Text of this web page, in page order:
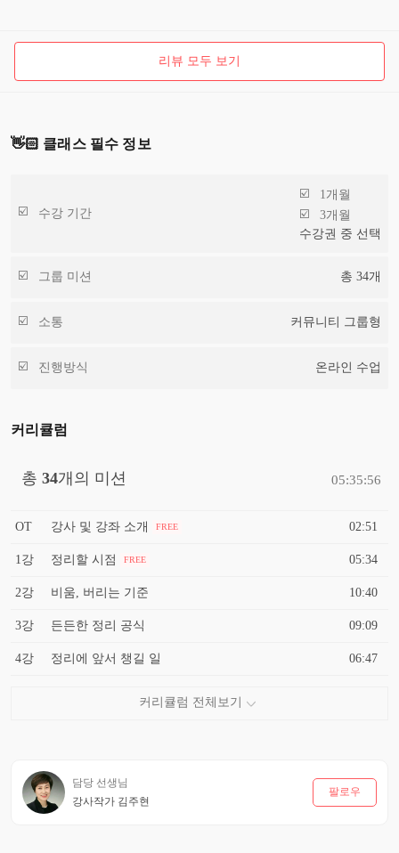
리뷰 모두 보기
👋🏻 클래스 필수 정보
수강 기간
1개월
3개월
수강권 중 선택
그룹 미션 총 34개
소통 커뮤니티 그룹형
진행방식 온라인 수업
커리큘럼
총 34개의 미션 05:35:56
OT 강사 및 강좌 소개 FREE 02:51
1강 정리할 시점 FREE 05:34
2강 비움, 버리는 기준 10:40
3강 든든한 정리 공식 09:09
4강 정리에 앞서 챙길 일 06:47
담당 선생님
강사작가 김주현
팔로우